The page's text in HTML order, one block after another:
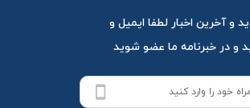
و آخرین اخبار لطفا ایمیل و
و در خبرنامه ما عضو شوید